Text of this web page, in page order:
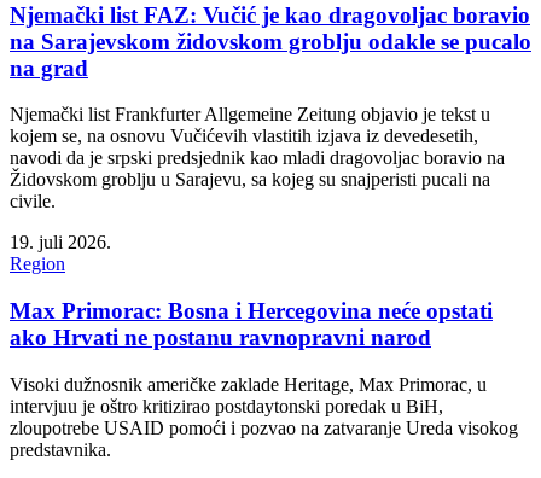
Njemački list FAZ: Vučić je kao dragovoljac boravio
na Sarajevskom židovskom groblju odakle se pucalo
na grad
Njemački list Frankfurter Allgemeine Zeitung objavio je tekst u
kojem se, na osnovu Vučićevih vlastitih izjava iz devedesetih,
navodi da je srpski predsjednik kao mladi dragovoljac boravio na
Židovskom groblju u Sarajevu, sa kojeg su snajperisti pucali na
civile.
19. juli 2026.
Region
Max Primorac: Bosna i Hercegovina neće opstati
ako Hrvati ne postanu ravnopravni narod
Visoki dužnosnik američke zaklade Heritage, Max Primorac, u
intervjuu je oštro kritizirao postdaytonski poredak u BiH,
zloupotrebe USAID pomoći i pozvao na zatvaranje Ureda visokog
predstavnika.